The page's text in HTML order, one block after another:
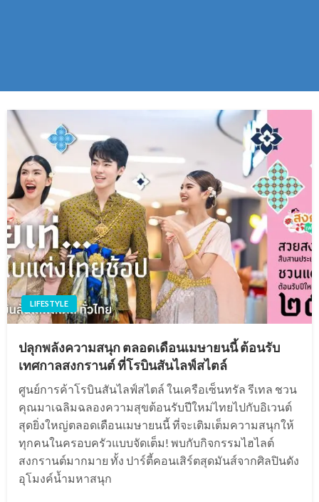
LIFESTYLE
ปลุกพลังความสนุก ตลอดเดือนเมษายนนี้ ต้อนรับ
เทศกาลสงกรานต์ ที่โรบินสันไลฟ์สไตล์
ศูนย์การค้าโรบินสันไลฟ์สไตล์ ในเครือเซ็นทรัล รีเทล ชวน
คุณมาเฉลิมฉลองความสุขต้อนรับปีใหม่ไทยไปกับอิเวนต์
สุดยิ่งใหญ่ตลอดเดือนเมษายนนี้ ที่จะเติมเต็มความสนุกให้
ทุกคนในครอบครัวแบบจัดเต็ม! พบกับกิจกรรมไฮไลต์
สงกรานต์มากมาย ทั้ง ปาร์ตี้คอนเสิร์ตสุดมันส์จากศิลปินดัง
อุโมงค์น้ำมหาสนุก